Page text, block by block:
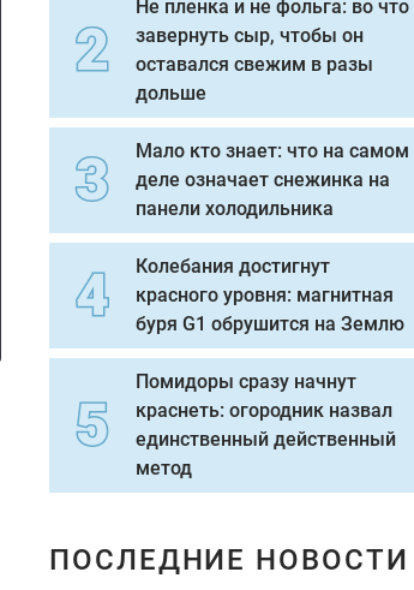
Не пленка и не фольга: во что
завернуть сыр, чтобы он
оставался свежим в разы
дольше
Мало кто знает: что на самом
деле означает снежинка на
панели холодильника
Колебания достигнут
красного уровня: магнитная
буря G1 обрушится на Землю
Помидоры сразу начнут
краснеть: огородник назвал
единственный действенный
метод
ПОСЛЕДНИЕ НОВОСТИ